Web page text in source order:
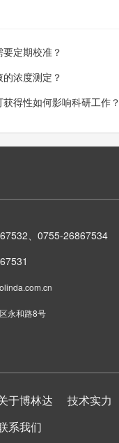
定期校准？
浓度测定？
得性如何影响科研工作？
、0755-26867534
永和路8号
于博林达 技术实力
系我们